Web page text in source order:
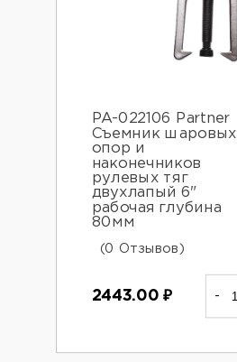
PA-022106 Partner
Съемник шаровых
опор и
наконечников
рулевых тяг
двухлапый 6"
рабочая глубина
80мм
(0 Отзывов)
2443.00₽ -